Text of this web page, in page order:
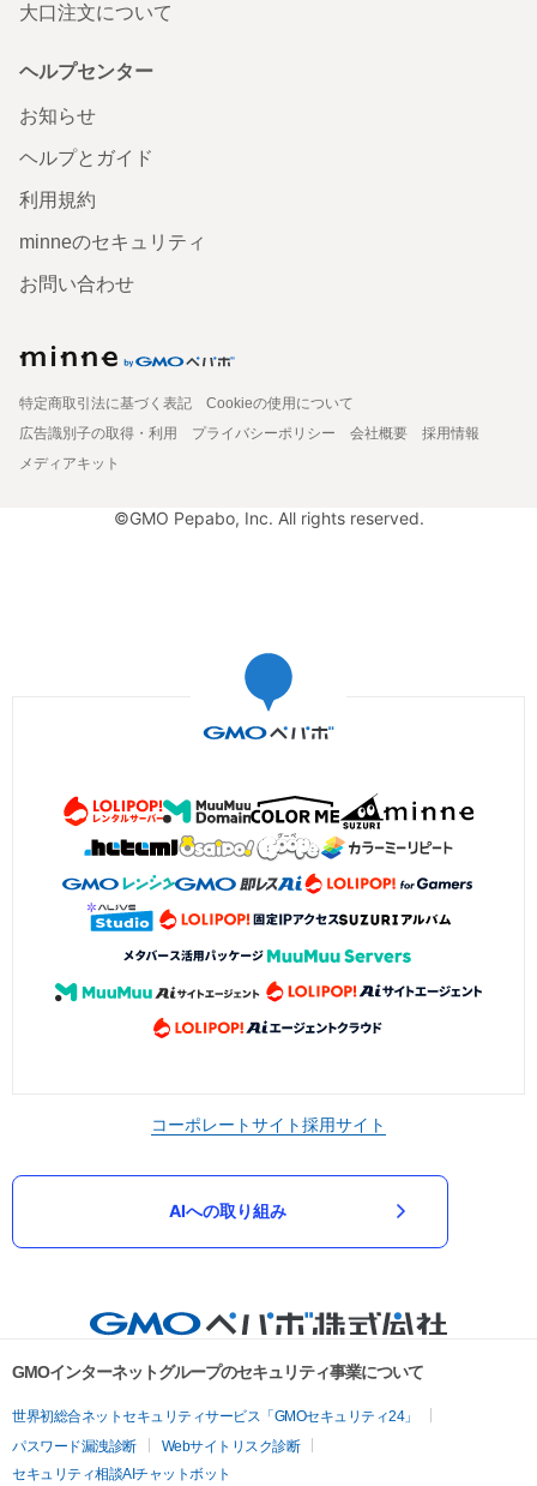
大口注文について
ヘルプセンター
お知らせ
ヘルプとガイド
利用規約
minneのセキュリティ
お問い合わせ
特定商取引法に基づく表記
Cookieの使用について
広告識別子の取得・利用
プライバシーポリシー 会社概要
採用情報
メディアキット
©GMO Pepabo, Inc. All rights reserved.
コーポレートサイト採用サイト
AIへの取り組み
GMOインターネットグループのセキュリティ事業について
世界初総合ネットセキュリティサービス「GMOセキュリティ24」
パスワード漏洩診断
Webサイトリスク診断
セキュリティ相談AIチャットボット